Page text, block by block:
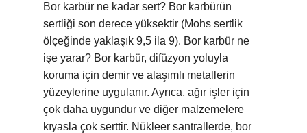
Bor karbür ne kadar sert? Bor karbürün
sertliği son derece yüksektir (Mohs sertlik
ölçeğinde yaklaşık 9,5 ila 9). Bor karbür ne
işe yarar? Bor karbür, difüzyon yoluyla
koruma için demir ve alaşımlı metallerin
yüzeylerine uygulanır. Ayrıca, ağır işler için
çok daha uygundur ve diğer malzemelere
kıyasla çok serttir. Nükleer santrallerde, bor